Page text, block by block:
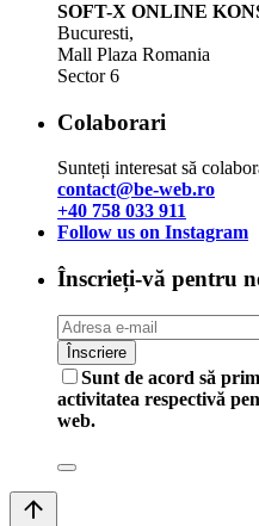
SOFT-X ONLINE
Bucuresti,
Mall Plaza Romania
Sector 6
Colaborari
Sunteți interesat să
contact@be-web.ro
+40 758 033 911
Follow us on Instagram
Înscrieți-vă pentru
Sunt de acord să
activitatea respectivă
web.